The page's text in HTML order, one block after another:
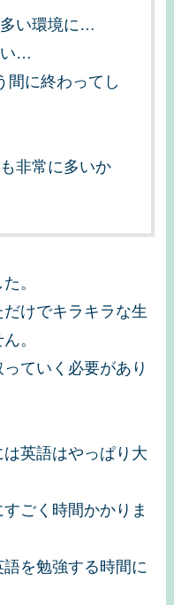
多い環境に…
い…
間に終わってし
非常に多いか
。
けでキラキラな生
。
ていく必要があり
英語はやっぱり大
ごく時間かかりま
を勉強する時間に